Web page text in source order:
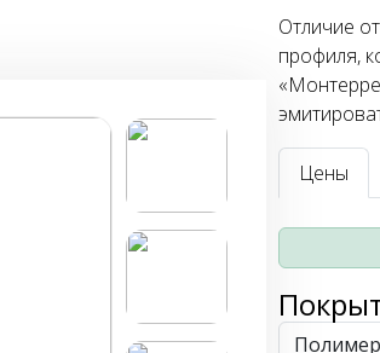
Отличие
профиля,
Цены